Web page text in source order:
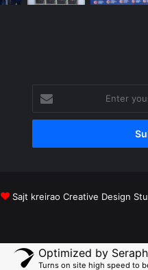
your
Email
Sajt kreirao Creative Design
Optimized by
Turns on site high speed to